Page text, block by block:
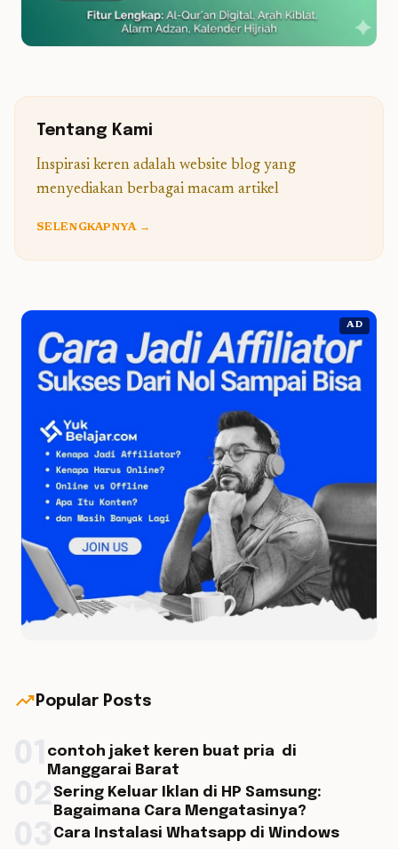
Tentang Kami
Inspirasi keren adalah website blog yang
menyediakan berbagai macam artikel
SELENGKAPNYA →
AD
trending_up Popular Posts
contoh jaket keren buat pria di
Manggarai Barat
Sering Keluar Iklan di HP Samsung:
Bagaimana Cara Mengatasinya?
Cara Instalasi Whatsapp di Windows